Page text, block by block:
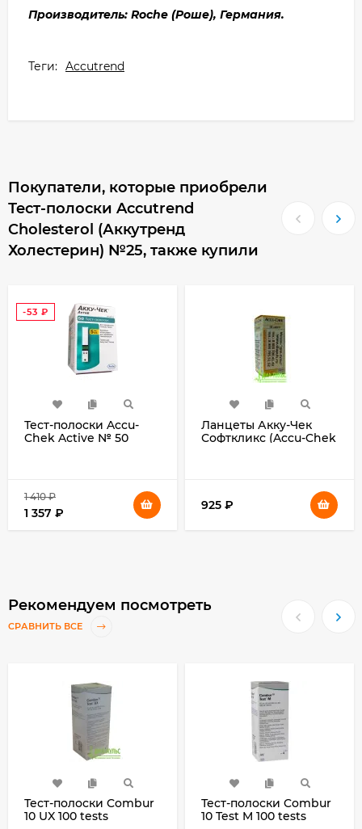
Производитель: Roсhe (Роше), Германия.
Теги: Accutrend
Покупатели, которые приобрели
Тест-полоски Accutrend
Cholesterol (Аккутренд
Холестерин) №25, также купили
-53 ₽
Тест-полоски Accu-
Chek Active № 50
1 410₽
1 357 ₽
Ланцеты Акку-Чек
Софткликс (Accu-Chek
925 ₽
Рекомендуем посмотреть
СРАВНИТЬ ВСЕ
Тест-полоски Combur
10 UX 100 tests
Тест-полоски Combur
10 Test M 100 tests